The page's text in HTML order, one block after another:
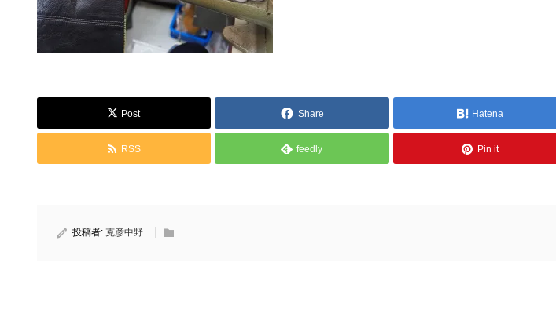
Post Share Hatena
RSS feedly Pin it
投稿者: 克彦中野